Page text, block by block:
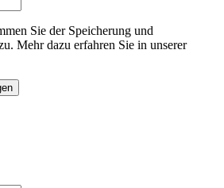
Sie der Speicherung und
Mehr dazu erfahren Sie in unserer